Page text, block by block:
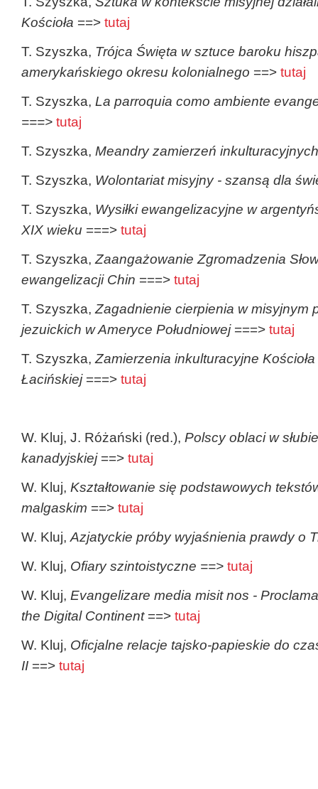
Kościoła ==> tutaj
T. Szyszka, Trójca Święta w sztuce baroku
amerykańskiego okresu kolonialnego ==> tutaj
T. Szyszka, La parroquia como ambiente
===> tutaj
T. Szyszka, Meandry zamierzeń
T. Szyszka, Wolontariat misyjny - szansą dla
T. Szyszka, Wysiłki ewangelizacyjne w
XIX wieku ===> tutaj
T. Szyszka, Zaangażowanie Zgromadzenia
ewangelizacji Chin ===> tutaj
T. Szyszka, Zagadnienie cierpienia w misyjnym
jezuickich w Ameryce Południowej ===> tutaj
T. Szyszka, Zamierzenia inkulturacyjne
Łacińskiej ===> tutaj
W. Kluj, J. Różański (red.), Polscy oblaci w
kanadyjskiej==> tutaj
W. Kluj, Kształtowanie się podstawowych
malgaskim ==> tutaj
W. Kluj, Azjatyckie próby wyjaśnienia prawdy o
W. Kluj, Ofiary szintoistyczne ==> tutaj
W. Kluj, Evangelizare media misit nos -
the Digital Continent ==> tutaj
W. Kluj, Oficjalne relacje tajsko-papieskie do
II ==> tutaj